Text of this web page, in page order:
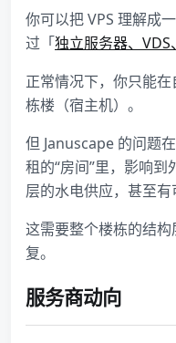
你可以把 VPS 理解成
过「独立服务器、VDS
正常情况下，你只能
栋楼（宿主机）。
但 Januscape 的问题
租的“房间”里，影响到
层的水电供应，甚至有
这需要整个楼栋的结
复。
服务商动向